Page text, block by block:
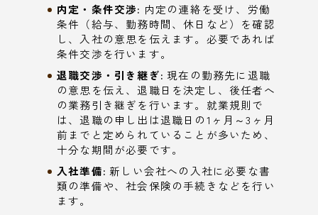
内定・条件交渉: 内定の連絡を受け、労働
条件（給与、勤務時間、休日など）を確認
し、入社の意思を伝えます。必要であれば
条件交渉を行います。
退職交渉・引き継ぎ: 現在の勤務先に退職
の意思を伝え、退職日を決定し、後任者へ
の業務引き継ぎを行います。就業規則で
は、退職の申し出は退職日の1ヶ月～3ヶ月
前までと定められていることが多いため、
十分な期間が必要です。
入社準備: 新しい会社への入社に必要な書
類の準備や、社会保険の手続きなどを行い
ます。